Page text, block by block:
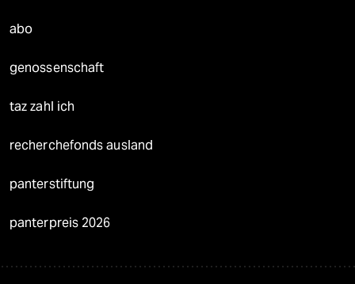
abo
genossenschaft
taz zahl ich
recherchefonds ausland
panterstiftung
panterpreis 2026